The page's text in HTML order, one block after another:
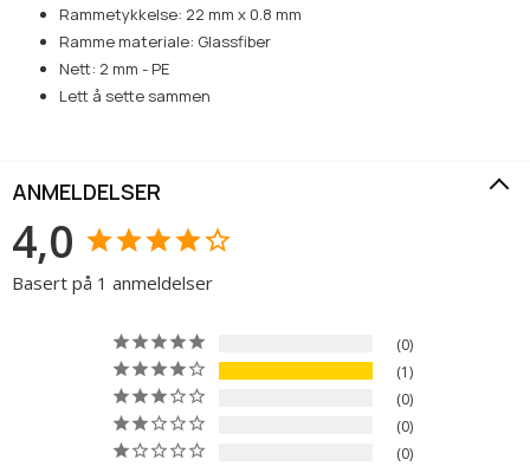
Rammetykkelse: 22 mm x 0.8 mm
Ramme materiale: Glassfiber
Nett: 2 mm - PE
Lett å sette sammen
ANMELDELSER
4,0
Basert på 1 anmeldelser
0
1
0
0
0